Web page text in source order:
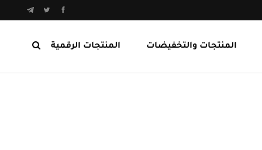
المنتجات الرقمية المنتجات والتخفيضات